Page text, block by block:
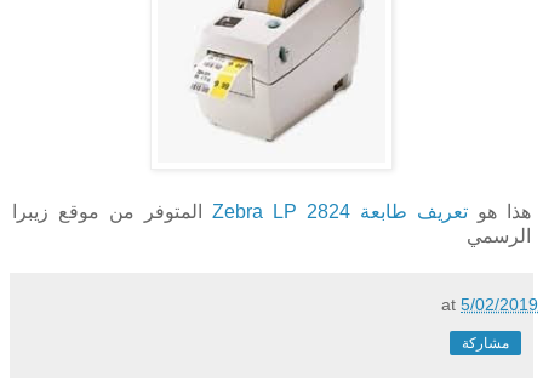
هذا هو تعريف طابعة Zebra LP 2824
المتوفر من موقع زيبرا
الرسمي
at5/02/2019
مشاركة